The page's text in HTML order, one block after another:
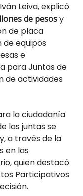
Leiva, explicó
de pesosy
de placa
de equipos
e
para Juntas de
de actividades
la ciudadanía
las juntas se
a través de la
en las
quien destacó
Participativos